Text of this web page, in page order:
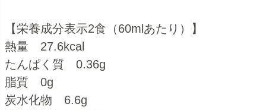
【栄養成分表示2食（60mlあたり）】
熱量 27.6kcal
たんぱく質 0.36g
脂質 0g
炭水化物 6.6g